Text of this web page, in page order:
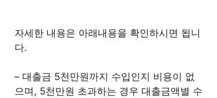
자세한 내용은 아래내용을 확인하시면 됩니
다.
– 대출금 5천만원까지 수입인지 비용이 없
으며, 5천만원 초과하는 경우 대출금액별 수